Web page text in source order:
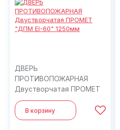
ДВЕРЬ
ПРОТИВОПОЖАРНАЯ
Двустворчатая ПРОМЕТ
"ДПМ EI-60" 1250мм
В корзину